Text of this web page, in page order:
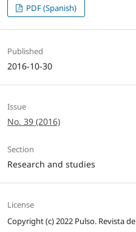
PDF (Spanish)
Published
2016-10-30
Issue
No. 39 (2016)
Section
Research and studies
License
Copyright (c) 2022 Pulso. Revista de